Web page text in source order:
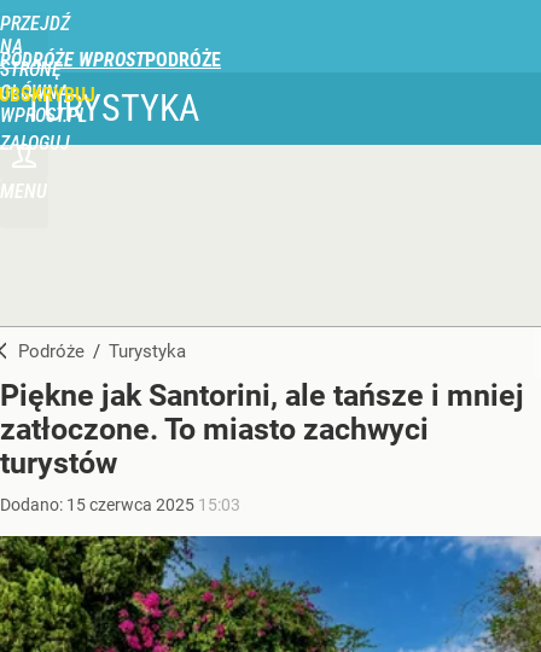
PRZEJDŹ
NA
STRONĘ
GŁÓWNĄ
WPROST.PL
PODRÓŻE WPROST
ZALOGUJ
MENU
TURYSTYKA
Podróże / Turystyka
Piękne jak Santorini, ale tańsze i mniej
zatłoczone. To miasto zachwyci
turystów
Dodano: 15czerwca 2025 15:03